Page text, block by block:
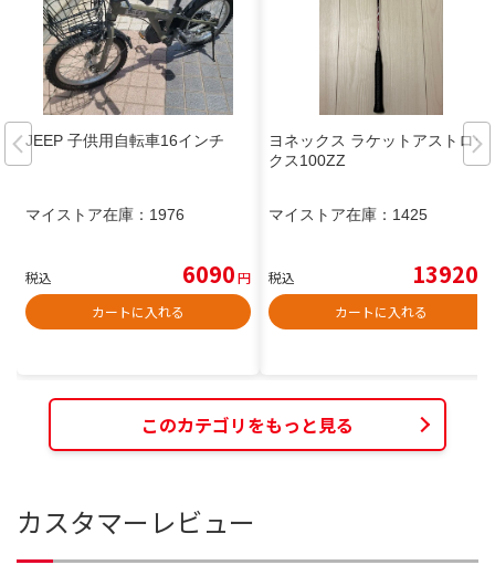
JEEP 子供用自転車16インチ
マイストア在庫： 1976
税込 6090円
カートに入れる
ヨネックス ラケットアストロッ
クス100ZZ
マイストア在庫： 1425
税込 13920
カートに入れる
このカテゴリをもっと見る
カスタマーレビュー